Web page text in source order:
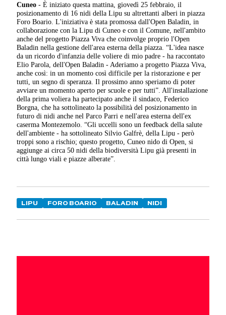
Cuneo - È iniziato questa mattina, giovedì 25 febbraio, il
posizionamento di 16 nidi della Lipu su altrettanti alberi in piazza
Foro Boario. L'iniziativa è stata promossa dall'Open Baladin, in
collaborazione con la Lipu di Cuneo e con il Comune, nell'ambito
anche del progetto Piazza Viva che coinvolge proprio l'Open
Baladin nella gestione dell'area esterna della piazza. “L'idea nasce
da un ricordo d'infanzia delle voliere di mio padre - ha raccontato
Elio Parola, dell'Open Baladin - Aderiamo a progetto Piazza Viva,
anche così: in un momento così difficile per la ristorazione e per
tutti, un segno di speranza. Il prossimo anno speriamo di poter
avviare un momento aperto per scuole e per tutti”. All'installazione
della prima voliera ha partecipato anche il sindaco, Federico
Borgna, che ha sottolineato la possibilità del posizionamento in
futuro di nidi anche nel Parco Parri e nell'area esterna dell'ex
caserma Montezemolo. “Gli uccelli sono un feedback della salute
dell'ambiente - ha sottolineato Silvio Galfrè, della Lipu - però
troppi sono a rischio; questo progetto, Cuneo nido di Open, si
aggiunge ai circa 50 nidi della biodiversità Lipu già presenti in
città lungo viali e piazze alberate”.
LIPU FORO BOARIO BALADIN NIDI